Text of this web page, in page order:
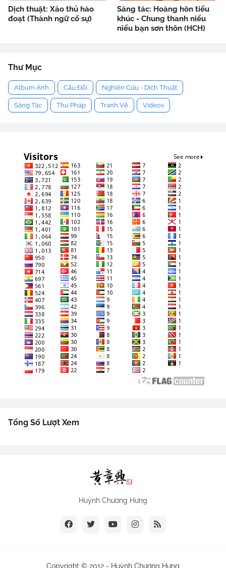
Dịch thuật: Xảo thủ hào
đoạt (Thành ngữ cố sự)
Sáng tác: Hoàng hôn tiểu
khúc - Chung thanh niểu
niểu bạn sơn thôn (HCH)
Thư Mục
Album Ảnh Câu Đối Nghiên Cứu - Dịch Thuật
Sáng Tác Thư Pháp Tranh Vẽ Videos
Tổng Số Lượt Xem
Huỳnh Chương Hưng
Copyright © 2012 - Huỳnh Chương Hưng